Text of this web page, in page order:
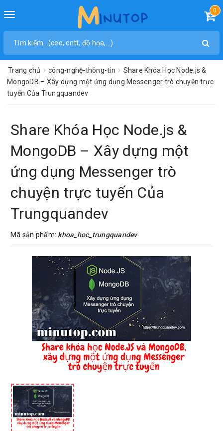
Toggle
0
Trang chủ công-nghệ-thông-tin
Share Khóa Học Node.js &
MongoDB – Xây dựng một ứng dụng Messenger trò chuyện trực
tuyến Của Trungquandev
Share Khóa Học Node.js &
MongoDB – Xây dựng một
ứng dụng Messenger trò
chuyện trực tuyến Của
Trungquandev
Mã sản phẩm: khoa_hoc_trungquandev